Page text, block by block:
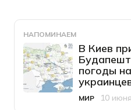
НАПОМИНАЕМ
В Киев
погоды
Категория
МИР
Дата10